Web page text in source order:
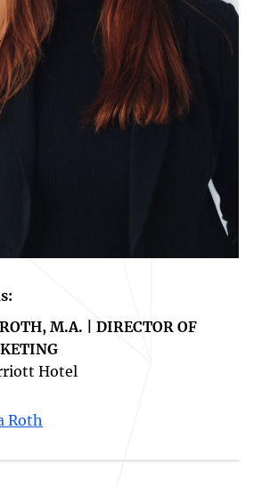
M.A. | DIRECTOR OF
Hotel
Roth